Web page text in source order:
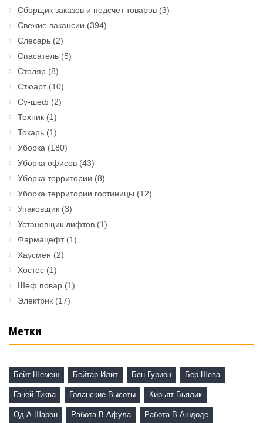
Сборщик заказов и подсчет товаров (3)
Свежие вакансии (394)
Слесарь (2)
Спасатель (5)
Столяр (8)
Стюарт(10)
Су-шеф (2)
Техник (1)
Токарь (1)
Уборка (180)
Уборка офисов (43)
Уборка территории (8)
Уборка территории гостиницы (12)
Упаковщик (3)
Установщик лифтов (1)
Фармацефт(1)
Хаусмен (2)
Хостес (1)
Шеф повар (1)
Электрик (17)
Метки
Бейт Шемеш Бейтар Илит Бен-Гурион Бер-Шева
Ганей-Тиква Голанские Высоты Кирьят Бьялик
Од-А-Шарон Работа В Афула Работа В Ашдоде